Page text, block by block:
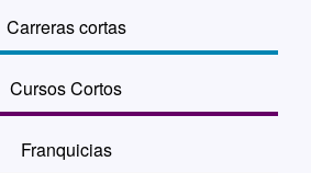
Carreras cortas
Cursos Cortos
Franquicias